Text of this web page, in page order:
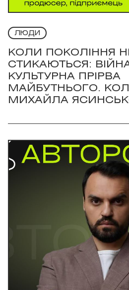
ЛЮДИ
КОЛИ ПОКОЛІННЯ
СТИКАЮТЬСЯ: ВІЙНА,
КУЛЬТУРНА ПРІРВА
МАЙБУТНЬОГО.
МИХАЙЛА